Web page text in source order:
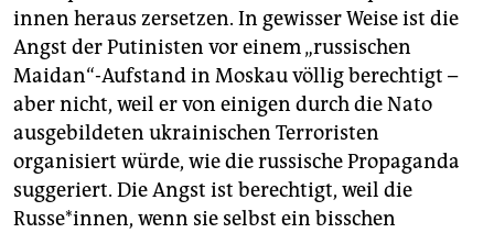
innen heraus zersetzen. In gewisser Weise ist die
Angst der Putinisten vor einem „russischen
Maidan“-Aufstand in Moskau völlig berechtigt –
aber nicht, weil er von einigen durch die Nato
ausgebildeten ukrainischen Terroristen
organisiert würde, wie die russische Propaganda
suggeriert. Die Angst ist berechtigt, weil die
Russe*innen, wenn sie selbst ein bisschen